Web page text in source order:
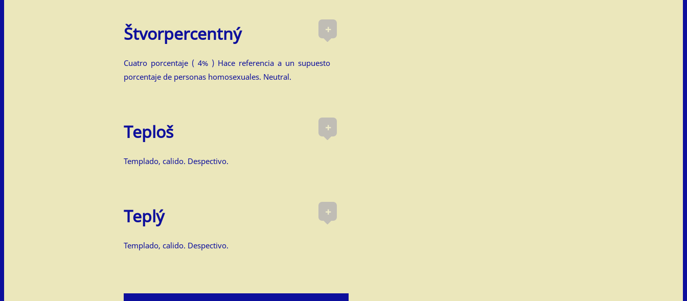
+
Štvorpercentný
Cuatro porcentaje ( 4% ) Hace referencia a un supuesto
porcentaje de personas homosexuales. Neutral.
+
Teploš
Templado, calido. Despectivo.
+
Teplý
Templado, calido. Despectivo.